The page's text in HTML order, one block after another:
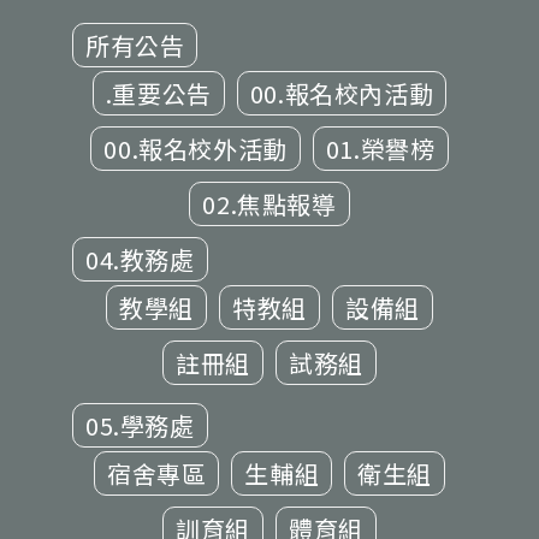
所有公告
.重要公告
00.報名校內活動
00.報名校外活動
01.榮譽榜
02.焦點報導
04.教務處
教學組
特教組
設備組
註冊組
試務組
05.學務處
宿舍專區
生輔組
衛生組
訓育組
體育組